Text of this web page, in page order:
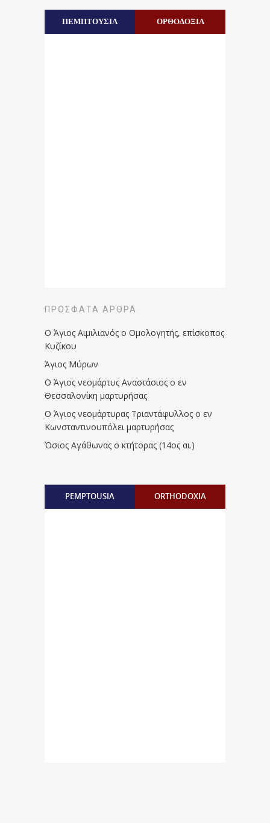
ΠΕΜΠΤΟΥΣΙΑ ΟΡΘΟΔΟΞΙΑ
ΠΡΌΣΦΑΤΑ ΆΡΘΡΑ
Ο Άγιος Αιμιλιανός ο Ομολογητής, επίσκοπος
Κυζίκου
Άγιος Μύρων
Ο Άγιος νεομάρτυς Αναστάσιος ο εν
Θεσσαλονίκη μαρτυρήσας
Ο Άγιος νεομάρτυρας Τριαντάφυλλος ο εν
Κωνσταντινουπόλει μαρτυρήσας
Όσιος Αγάθωνας ο κτήτορας (14ος αι.)
PEMPTOUSIA ORTHODOXIA